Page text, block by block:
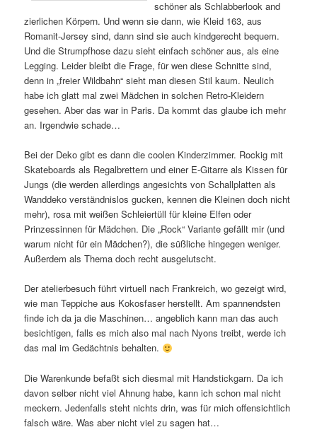
schöner als Schlabberlook and
zierlichen Körpern. Und wenn sie dann, wie Kleid 163, aus
Romanit-Jersey sind, dann sind sie auch kindgerecht bequem.
Und die Strumpfhose dazu sieht einfach schöner aus, als eine
Legging. Leider bleibt die Frage, für wen diese Schnitte sind,
denn in „freier Wildbahn“ sieht man diesen Stil kaum. Neulich
habe ich glatt mal zwei Mädchen in solchen Retro-Kleidern
gesehen. Aber das war in Paris. Da kommt das glaube ich mehr
an. Irgendwie schade…
Bei der Deko gibt es dann die coolen Kinderzimmer. Rockig mit
Skateboards als Regalbrettern und einer E-Gitarre als Kissen für
Jungs (die werden allerdings angesichts von Schallplatten als
Wanddeko verständnislos gucken, kennen die Kleinen doch nicht
mehr), rosa mit weißen Schleiertüll für kleine Elfen oder
Prinzessinnen für Mädchen. Die „Rock“ Variante gefällt mir (und
warum nicht für ein Mädchen?), die süßliche hingegen weniger.
Außerdem als Thema doch recht ausgelutscht.
Der atelierbesuch führt virtuell nach Frankreich, wo gezeigt wird,
wie man Teppiche aus Kokosfaser herstellt. Am spannendsten
finde ich da ja die Maschinen… angeblich kann man das auch
besichtigen, falls es mich also mal nach Nyons treibt, werde ich
das mal im Gedächtnis behalten.
Die Warenkunde befaßt sich diesmal mit Handstickgarn. Da ich
davon selber nicht viel Ahnung habe, kann ich schon mal nicht
meckern. Jedenfalls steht nichts drin, was für mich offensichtlich
falsch wäre. Was aber nicht viel zu sagen hat…